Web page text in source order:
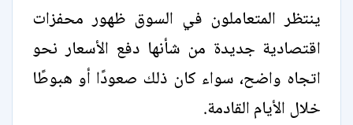
ينتظر المتعاملون في السوق ظهور محفزات
اقتصادية جديدة من شأنها دفع الأسعار نحو
اتجاه واضح، سواء كان ذلك صعودًا أو هبوطًا
خلال الأيام القادمة.